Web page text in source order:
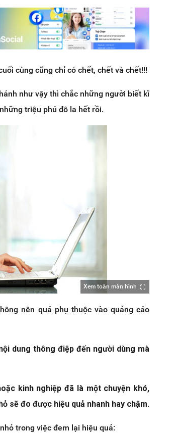
cùng cũng chỉ có chết, chết và chết!!!
như vậy thì chắc những người biết kĩ
triệu phú đô la hết rồi.
Xem toàn màn hình
nên quá phụ thuộc vào quảng cáo
dung thông điệp đến người dùng mà
kinh nghiệp đã là một chuyện khó,
sẽ đo được hiệu quả nhanh hay chậm.
trong việc đem lại hiệu quả: